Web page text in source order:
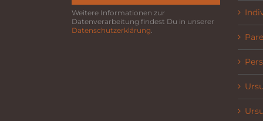
Weitere Informationen zur
Datenverarbeitung findest Du in unserer
Datenschutzerklärung